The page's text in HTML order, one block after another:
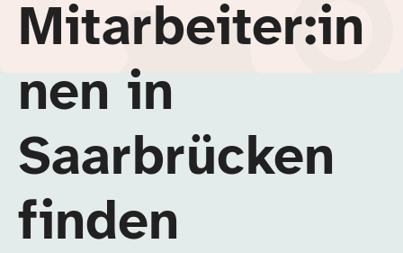
Mitarbeiter:in
nen in
Saarbrücken
finden